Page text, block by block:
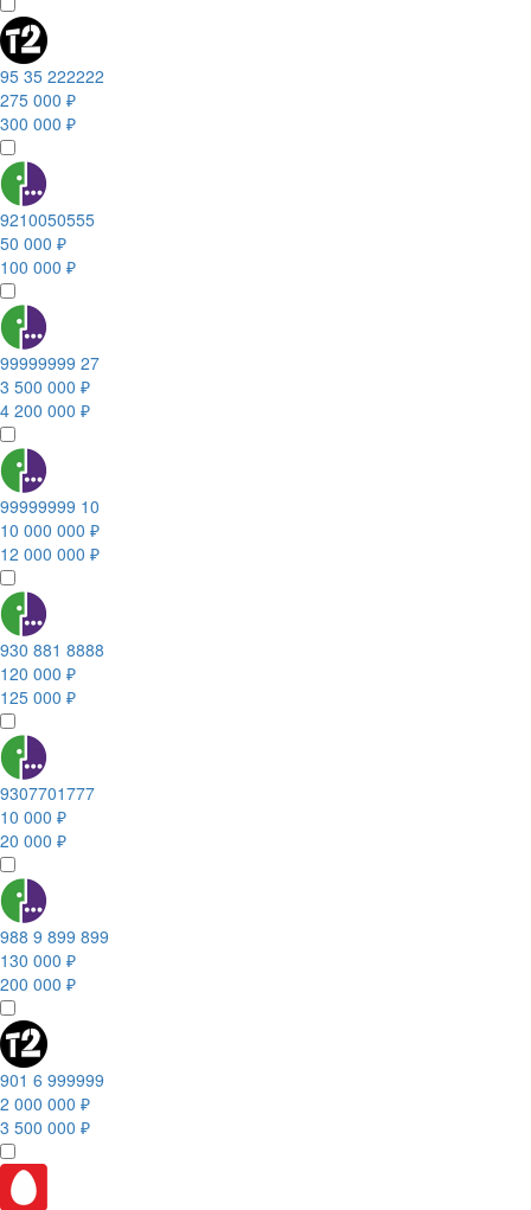
95 35 222222
275 000 ₽
300 000 ₽
9210050555
50 000 ₽
100 000 ₽
99999999 27
3 500 000 ₽
4 200 000 ₽
99999999 10
10 000 000 ₽
12 000 000 ₽
930 881 8888
120 000 ₽
125 000 ₽
9307701777
10 000 ₽
20 000 ₽
988 9 899 899
130 000 ₽
200 000 ₽
901 6 999999
2 000 000 ₽
3 500 000 ₽